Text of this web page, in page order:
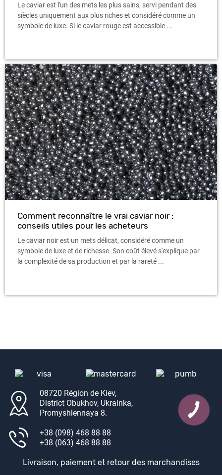
Le caviar est l'un des mets les plus sains, servi pendant des
siècles uniquement aux plus riches et considéré comme un
symbole de luxe. Si le caviar rouge est accessible ...
Comment reconnaître le vrai caviar noir :
conseils utiles pour les acheteurs
Le caviar noir est un mets délicat, considéré comme un
symbole de luxe et de richesse. Son coût élevé s'explique par
la complexité de sa production et par la rareté ...
08720 Région de Kiev,
District Obukhov, Ukrainka,
Promyshlennaya 8.
+38 (098) 468 88 88
+38 (063) 468 88 88
Livraison, paiement et retour des marchandises